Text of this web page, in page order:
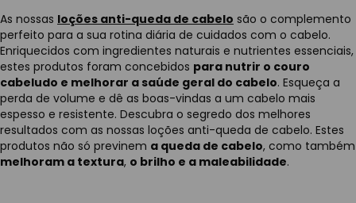
As nossas loções anti-queda de cabelo são o complemento
perfeito para a sua rotina diária de cuidados com o cabelo.
Enriquecidos com ingredientes naturais e nutrientes essenciais,
estes produtos foram concebidos para nutrir o couro
cabeludo e melhorar a saúde geral do cabelo. Esqueça a
perda de volume e dê as boas-vindas a um cabelo mais
espesso e resistente. Descubra o segredo dos melhores
resultados com as nossas loções anti-queda de cabelo. Estes
produtos não só previnem a queda de cabelo, como também
melhoram a textura, o brilho e a maleabilidade.